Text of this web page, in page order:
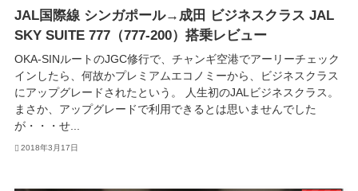
JAL国際線 シンガポール→成田 ビジネスクラス JAL
SKY SUITE 777（777-200）搭乗レビュー
OKA-SINルートのJGC修行で、チャンギ空港でアーリーチェック
インしたら、何故かプレミアムエコノミーから、ビジネスクラス
にアップグレードされたという。 人生初のJALビジネスクラス。
まさか、アップグレードで利用できるとは思いませんでした
が・・・せ...
2018年3月17日